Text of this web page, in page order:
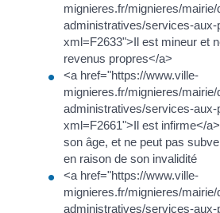
mignieres.fr/mignieres/
administratives/services-aux-
xml=F2633">Il est mineur et
revenus propres</a>
<a href="https://www.ville-
mignieres.fr/mignieres/
administratives/services-aux-
xml=F2661">Il est infirme</
son âge, et ne peut pas
en raison de son invalidité
<a href="https://www.ville-
mignieres.fr/mignieres/
administratives/services-aux-